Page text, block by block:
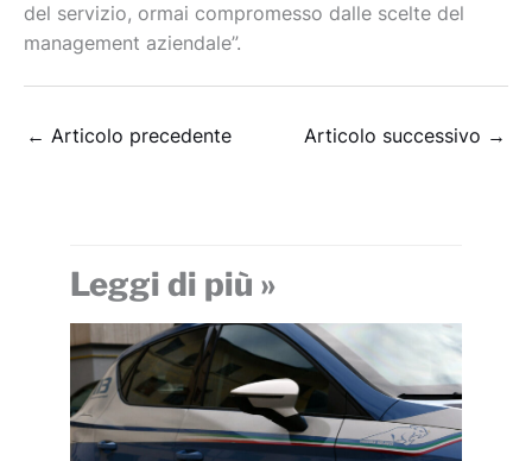
del servizio, ormai compromesso dalle scelte del
management aziendale”.
← Articolo precedente Articolo successivo →
Leggi di più »